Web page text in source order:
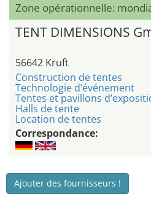
Zone opérationnelle:
TENT DIMENSIONS
56642 Kruft
Construction de tentes
Technologie d’événement
Tentes et pavillons
Halls de tente
Location de tentes
Correspondance:
Ajouter des fournisseurs !